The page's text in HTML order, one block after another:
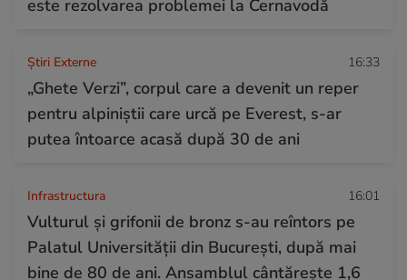
este rezolvarea problemei la Cernavodă
Știri Externe 16:33
„Ghete Verzi”, corpul care a devenit un reper
pentru alpiniștii care urcă pe Everest, s-ar
putea întoarce acasă după 30 de ani
Infrastructura 16:01
Vulturul și grifonii de bronz s-au reîntors pe
Palatul Universității din București, după mai
bine de 80 de ani. Ansamblul cântărește 1,6